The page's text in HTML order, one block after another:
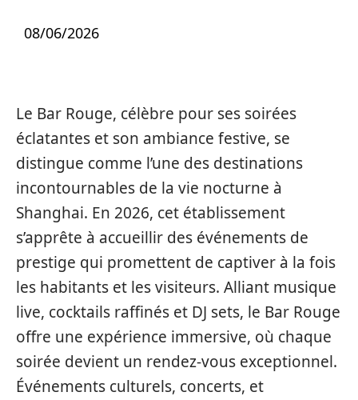
08/06/2026
Le Bar Rouge, célèbre pour ses soirées
éclatantes et son ambiance festive, se
distingue comme l’une des destinations
incontournables de la vie nocturne à
Shanghai. En 2026, cet établissement
s’apprête à accueillir des événements de
prestige qui promettent de captiver à la fois
les habitants et les visiteurs. Alliant musique
live, cocktails raffinés et DJ sets, le Bar Rouge
offre une expérience immersive, où chaque
soirée devient un rendez-vous exceptionnel.
Événements culturels, concerts, et